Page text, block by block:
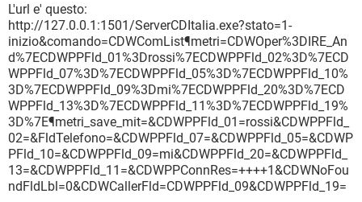
L'url e' questo:
http://127.0.0.1:1501/ServerCDItalia.exe?stato=1-
inizio&comando=CDWComList¶metri=CDWOper%3DIRE_An
d%7ECDWPPFld_01%3Drossi%7ECDWPPFld_02%3D%7ECD
WPPFld_07%3D%7ECDWPPFld_05%3D%7ECDWPPFld_10%
3D%7ECDWPPFld_09%3Dmi%7ECDWPPFld_20%3D%7ECD
WPPFld_13%3D%7ECDWPPFld_11%3D%7ECDWPPFld_19%
3D%7E¶metri_save_mit=&CDWPPFld_01=rossi&CDWPPFld_
02=&FldTelefono=&CDWPPFld_07=&CDWPPFld_05=&CDWP
PFld_10=&CDWPPFld_09=mi&CDWPPFld_20=&CDWPPFld_
13=&CDWPPFld_11=&CDWPPConnRes=++++1&CDWNoFou
ndFldLbl=0&CDWCallerFld=CDWPPFld_09&CDWPPFld_19=